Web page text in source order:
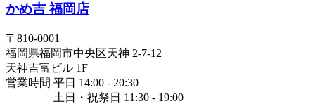
かめ吉 福岡店
〒 810-0001
福岡県福岡市中央区天神 2-7-12
天神吉富ビル 1F
営業時間 平日 14:00 - 20:30
土日・祝祭日 11:30 - 19:00